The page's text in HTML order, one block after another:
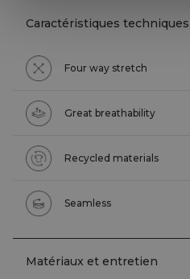
Caractéristiques techniques
Four way stretch
Great breathability
Recycled materials
Seamless
Matériaux et entretien